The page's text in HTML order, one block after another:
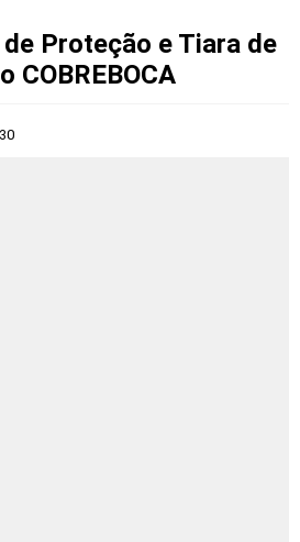
Proteção e Tiara de
COBREBOCA